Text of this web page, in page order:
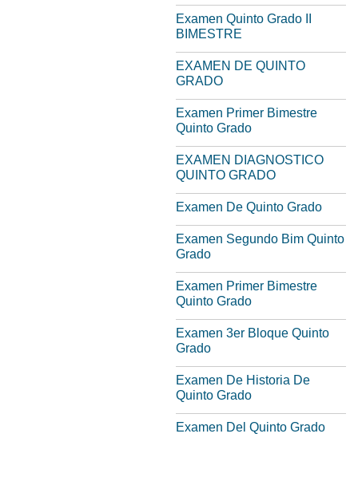
Examen Quinto Grado II
BIMESTRE
EXAMEN DE QUINTO
GRADO
Examen Primer Bimestre
Quinto Grado
EXAMEN DIAGNOSTICO
QUINTO GRADO
Examen De Quinto Grado
Examen Segundo Bim Quinto
Grado
Examen Primer Bimestre
Quinto Grado
Examen 3er Bloque Quinto
Grado
Examen De Historia De
Quinto Grado
Examen Del Quinto Grado